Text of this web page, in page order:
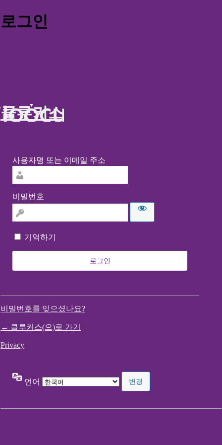
로그인
클루커스
사용자명 또는 이메일 주소
비밀번호
기억하기
비밀번호를 잊으셨나요?
← 클루커스(으)로 가기
Privacy
언어